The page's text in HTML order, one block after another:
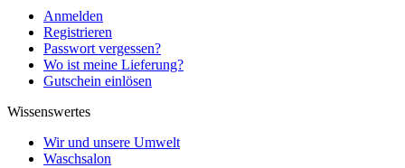
Anmelden
Registrieren
Passwort vergessen?
Wo ist meine Lieferung?
Gutschein einlösen
Wissenswertes
Wir und unsere Umwelt
Waschsalon